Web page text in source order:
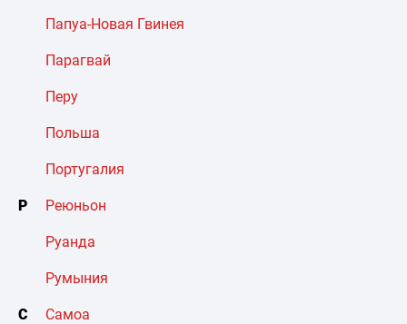
Папуа-Новая Гвинея
Парагвай
Перу
Польша
Португалия
Р Реюньон
Руанда
Румыния
С Самоа